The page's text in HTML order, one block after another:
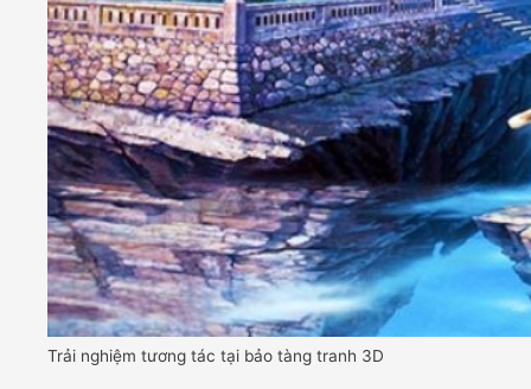
Trải nghiệm tương tác tại bảo tàng tranh 3D